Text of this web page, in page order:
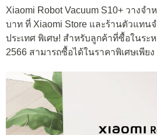
Xiaomi Robot Vacuum S10+ วางจำ
บาท ที่ Xiaomi Store และร้านตัวแทน
ประเทศ พิเศษ! สำหรับลูกค้าที่ซื้อในระ
2566 สามารถซื้อได้ในราคาพิเศษเพีย